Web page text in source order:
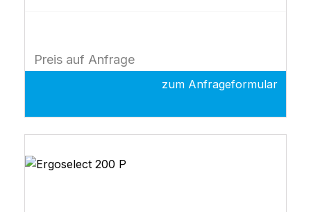
Preis auf Anfrage
zum Anfrageformular